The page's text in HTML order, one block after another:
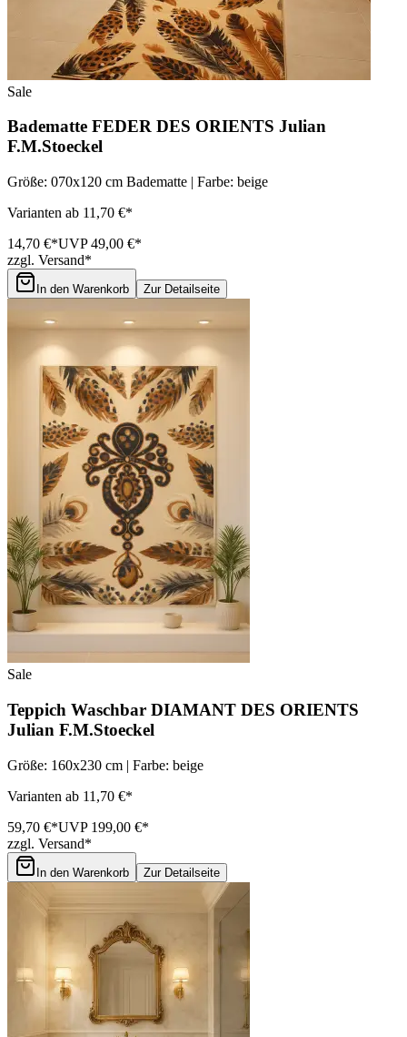
Sale
Badematte FEDER DES ORIENTS Julian
F.M.Stoeckel
Größe: 070x120 cm Badematte | Farbe: beige
Varianten ab 11,70 €*
14,70 €*UVP 49,00 €*
zzgl. Versand*
In den Warenkorb Zur Detailseite
Sale
Teppich Waschbar DIAMANT DES ORIENTS
Julian F.M.Stoeckel
Größe: 160x230 cm | Farbe: beige
Varianten ab 11,70 €*
59,70 €*UVP 199,00 €*
zzgl. Versand*
In den Warenkorb Zur Detailseite